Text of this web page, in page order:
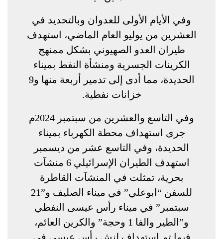
وفي الأيام الأولى للعدوان وبالتحديد في
العشرين من يوليو العام الماضي، استهدف
طيران العدو الصهيوني بشكل ممنهج
الكرينات الجسرية ومنشأة النفط بميناء
الحديدة، مما أدى إلى تدمير أربعة منها و9
خزانات نفطية.
وفي التاسع والعشرين من سبتمبر 2024م
جرى استهداف محطة الكهرباء بميناء
الحديدة، وفي التاسع عشر من ديسمبر
استهدف الطيران الإسرائيلي 6 منشآت
بحرية، تمثلت في المنشآت القاطرة
للسفن “ابوعلي” في ميناء الصليف و”21
سبتمبر” في ميناء رأس عيسى النفطي
و”الطير والفا 1 وحجة” والكرين العائم،